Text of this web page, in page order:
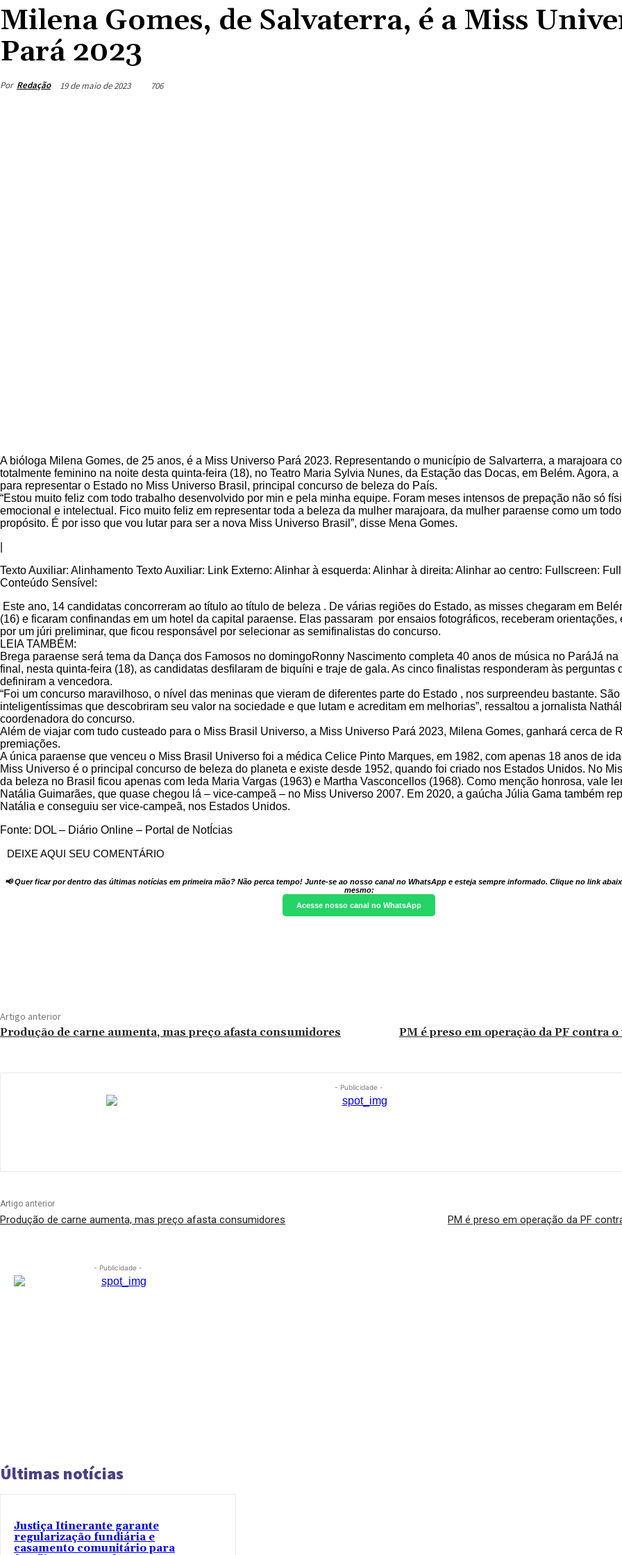
Milena Gomes, de Salvaterra, é a Miss
Pará 2023
Por Redação 19 de maio de 2023 706
A bióloga Milena Gomes, de 25 anos, é a Miss Universo Pará 2023. Representando o município de Salvarterra, a marajoara
totalmente feminino na noite desta quinta-feira (18), no Teatro Maria Sylvia Nunes, da Estação das Docas, em Belém. Agora,
para representar o Estado no Miss Universo Brasil, principal concurso de beleza do País.
“Estou muito feliz com todo trabalho desenvolvido por min e pela minha equipe. Foram meses intensos de prepação não só
emocional e intelectual. Fico muito feliz em representar toda a beleza da mulher marajoara, da mulher paraense como um
propósito. É por isso que vou lutar para ser a nova Miss Universo Brasil”, disse Mena Gomes.
Texto Auxiliar: Alinhamento Texto Auxiliar: Link Externo: Alinhar à esquerda: Alinhar à direita: Alinhar ao centro: Fullscreen:
Conteúdo Sensível:
Este ano, 14 candidatas concorreram ao título ao título de beleza . De várias regiões do Estado, as misses chegaram em
(16) e ficaram confinandas em um hotel da capital paraense. Elas passaram por ensaios fotográficos, receberam orientações,
por um júri preliminar, que ficou responsável por selecionar as semifinalistas do concurso.
LEIA TAMBÉM:
Brega paraense será tema da Dança dos Famosos no domingoRonny Nascimento completa 40 anos de música no ParáJá
final, nesta quinta-feira (18), as candidatas desfilaram de biquíni e traje de gala. As cinco finalistas responderam às perguntas
definiram a vencedora.
“Foi um concurso maravilhoso, o nível das meninas que vieram de diferentes parte do Estado , nos surpreendeu bastante.
inteligentíssimas que descobriram seu valor na sociedade e que lutam e acreditam em melhorias”, ressaltou a jornalista
coordenadora do concurso.
Além de viajar com tudo custeado para o Miss Brasil Universo, a Miss Universo Pará 2023, Milena Gomes, ganhará cerca de
premiações.
A única paraense que venceu o Miss Brasil Universo foi a médica Celice Pinto Marques, em 1982, com apenas 18 anos de
Miss Universo é o principal concurso de beleza do planeta e existe desde 1952, quando foi criado nos Estados Unidos. No
da beleza no Brasil ficou apenas com Ieda Maria Vargas (1963) e Martha Vasconcellos (1968). Como menção honrosa, vale
Natália Guimarães, que quase chegou lá – vice-campeã – no Miss Universo 2007. Em 2020, a gaúcha Júlia Gama também
Natália e conseguiu ser vice-campeã, nos Estados Unidos.
Fonte: DOL – Diário Online – Portal de NotÍcias
DEIXE AQUI SEU COMENTÁRIO
📢 Quer ficar por dentro das últimas notícias em primeira mão? Não perca tempo! Junte-se ao nosso canal no WhatsApp e esteja sempre informado. Clique no link
mesmo:
Acesse nosso canal no WhatsApp
Artigo anterior
Produção de carne aumenta, mas preço afasta consumidores PM é preso em operação da PF contra
- Publicidade -
Artigo anterior
Produção de carne aumenta, mas preço afasta consumidores PM é preso em operação da PF
- Publicidade -
Últimas notícias
Justiça Itinerante garante
regularização fundiária e
casamento comunitário para